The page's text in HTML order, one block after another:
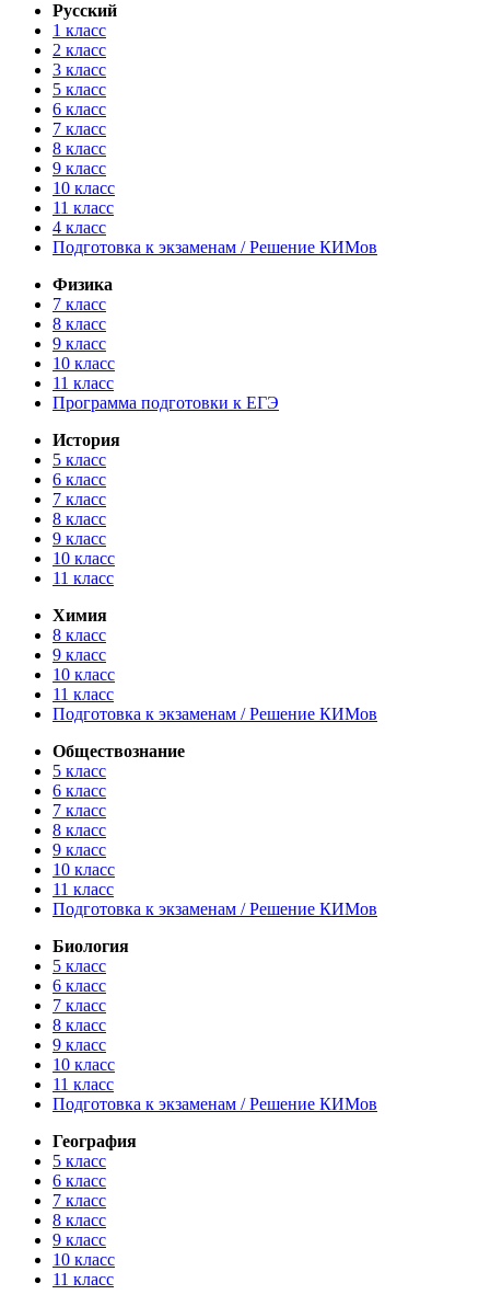
Русский
1 класс
2 класс
3 класс
5 класс
6 класс
7 класс
8 класс
9 класс
10 класс
11 класс
4 класс
Подготовка к экзаменам / Решение КИМов
Физика
7 класс
8 класс
9 класс
10 класс
11 класс
Программа подготовки к ЕГЭ
История
5 класс
6 класс
7 класс
8 класс
9 класс
10 класс
11 класс
Химия
8 класс
9 класс
10 класс
11 класс
Подготовка к экзаменам / Решение КИМов
Обществознание
5 класс
6 класс
7 класс
8 класс
9 класс
10 класс
11 класс
Подготовка к экзаменам / Решение КИМов
Биология
5 класс
6 класс
7 класс
8 класс
9 класс
10 класс
11 класс
Подготовка к экзаменам / Решение КИМов
География
5 класс
6 класс
7 класс
8 класс
9 класс
10 класс
11 класс